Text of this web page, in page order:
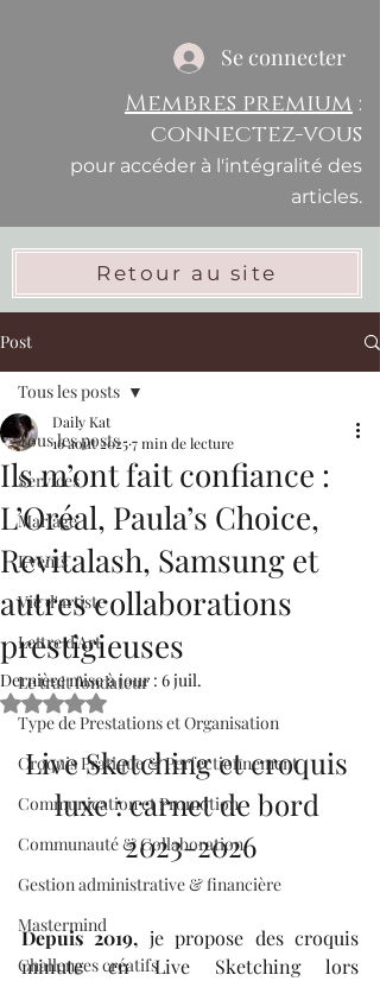
Se connecter
Membres premium :
connectez-vous
pour accéder à l'intégralité des
articles.
Retour au site
Post
Tous les posts
Services
Mariage
Events
Vie d'artiste
Lettre d’Art
Le trait fondateur
Type de Prestations et Organisation
Croquis Pratique & Perfectionnement
Communication et Promotion
Communauté & Collaboration
Gestion administrative & financière
Mastermind
Challenges créatifs
Tous les posts
Ils m’ont fait confiance :
L’Oréal, Paula’s Choice,
Revitalash, Samsung et
autres collaborations
prestigieuses
Daily Kat
16 août 20257 min de lecture
Dernière mise à jour : 6 juil.
Noté NaN étoiles sur 5.
Live Sketching et croquis
luxe : carnet de bord
2023-2026
Depuis 2019, je propose des croquis